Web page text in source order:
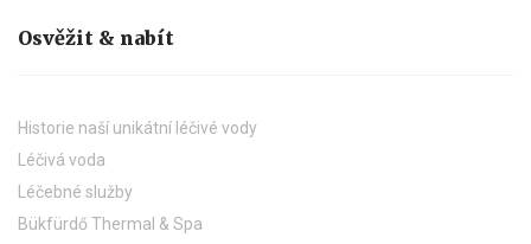
Osvěžit & nabít
Historie naší unikátní léčivé vody
Léčivá voda
Léčebné služby
Bükfürdő Thermal & Spa